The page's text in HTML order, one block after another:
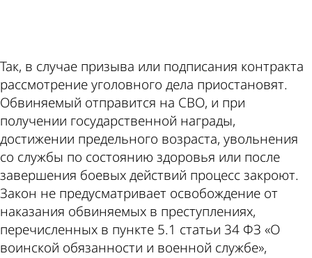
Так, в случае призыва или подписания контракта
рассмотрение уголовного дела приостановят.
Обвиняемый отправится на СВО, и при
получении государственной награды,
достижении предельного возраста, увольнения
со службы по состоянию здоровья или после
завершения боевых действий процесс закроют.
Закон не предусматривает освобождение от
наказания обвиняемых в преступлениях,
перечисленных в пункте 5.1 статьи 34 ФЗ «О
воинской обязанности и военной службе»,